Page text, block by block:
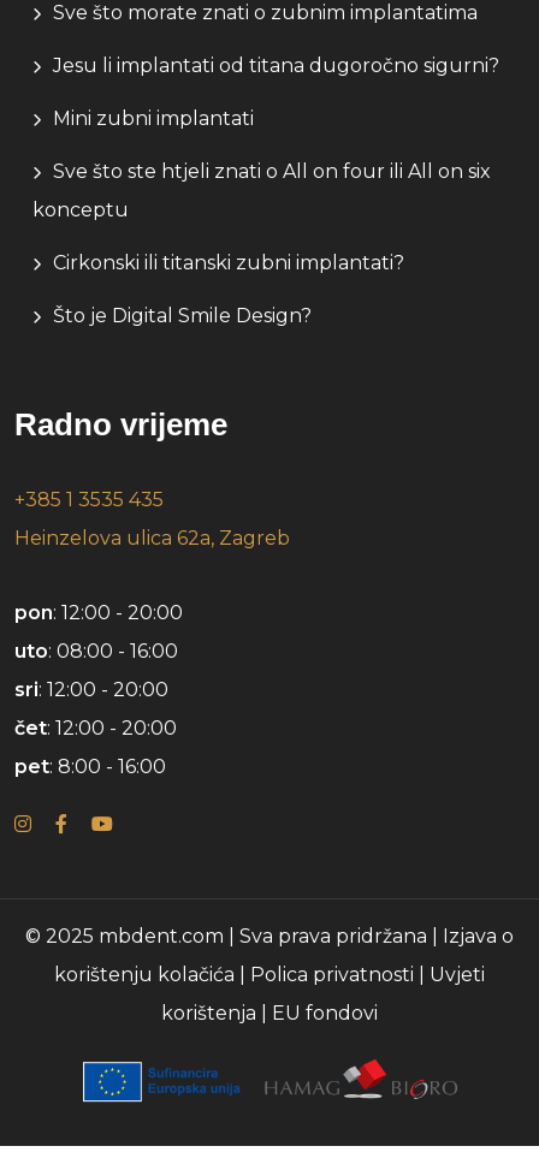
Sve što morate znati o zubnim implantatima
Jesu li implantati od titana dugoročno sigurni?
Mini zubni implantati
Sve što ste htjeli znati o All on four ili All on six
konceptu
Cirkonski ili titanski zubni implantati?
Što je Digital Smile Design?
Radno vrijeme
+385 1 3535 435
Heinzelova ulica 62a, Zagreb
pon: 12:00 - 20:00
uto: 08:00 - 16:00
sri: 12:00 - 20:00
čet: 12:00 - 20:00
pet: 8:00 - 16:00
© 2025 mbdent.com | Sva prava pridržana | Izjava o
korištenju kolačića
Polica privatnosti
Uvjeti
korištenja
EU fondovi